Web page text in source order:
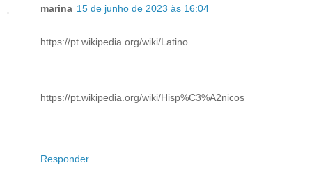
marina 15 de junho de 2023 às 16:04
https://pt.wikipedia.org/wiki/Latino
https://pt.wikipedia.org/wiki/Hisp%C3%A2nicos
Responder